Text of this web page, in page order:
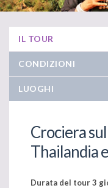
IL TOUR
CONDIZIONI
LUOGHI
Crociera
Thailandia
Durata del tour 3